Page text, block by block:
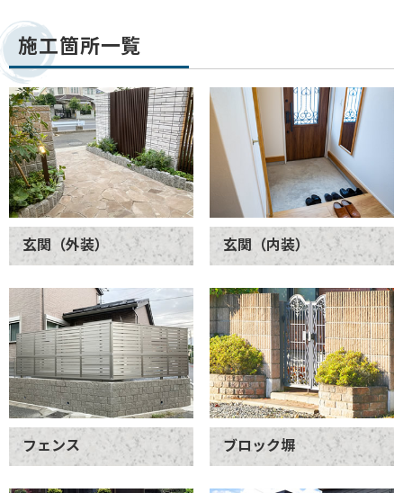
施工箇所一覧
玄関（外装） 玄関（内装）
フェンス ブロック塀